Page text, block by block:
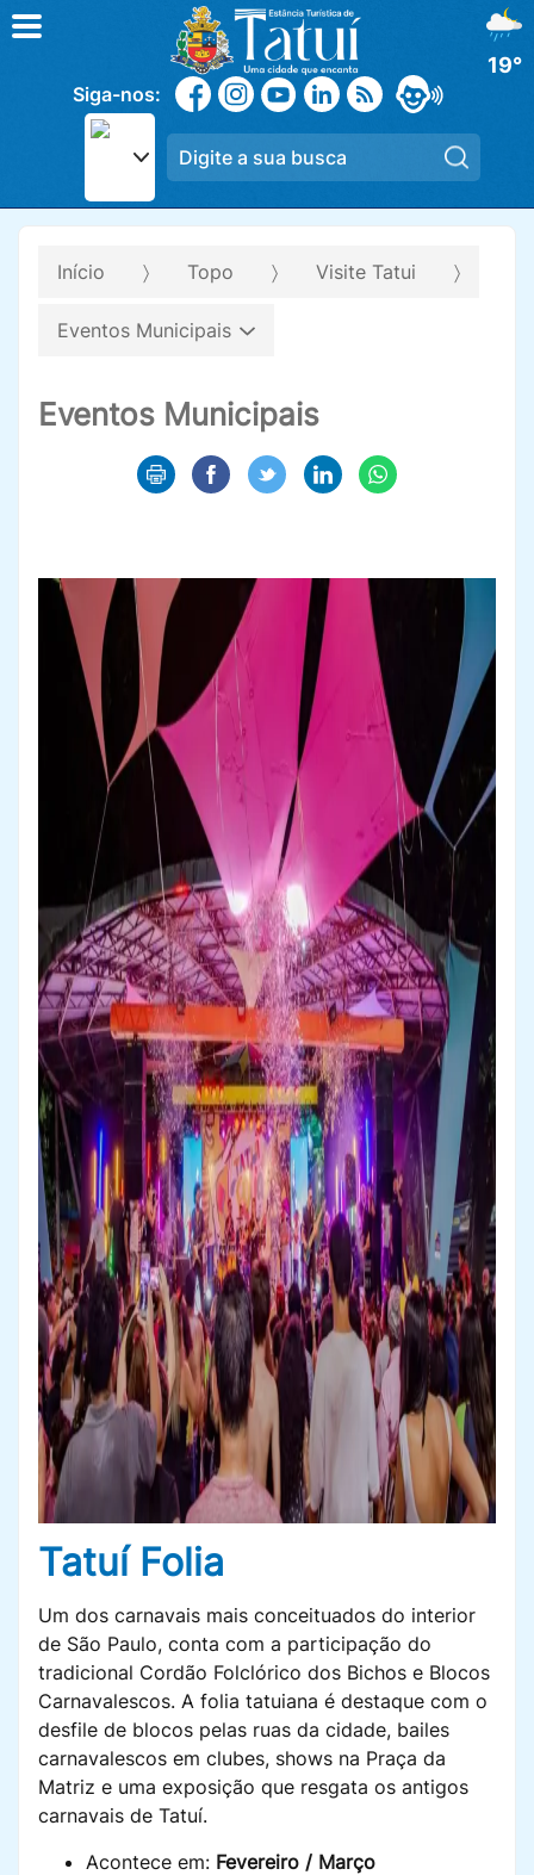
19°
Siga-nos:
Início Topo Visite Tatui
Eventos Municipais
Eventos Municipais
Tatuí Folia
Um dos carnavais mais conceituados do interior
de São Paulo, conta com a participação do
tradicional Cordão Folclórico dos Bichos e Blocos
Carnavalescos. A folia tatuiana é destaque com o
desfile de blocos pelas ruas da cidade, bailes
carnavalescos em clubes, shows na Praça da
Matriz e uma exposição que resgata os antigos
carnavais de Tatuí.
Acontece em: Fevereiro / Março